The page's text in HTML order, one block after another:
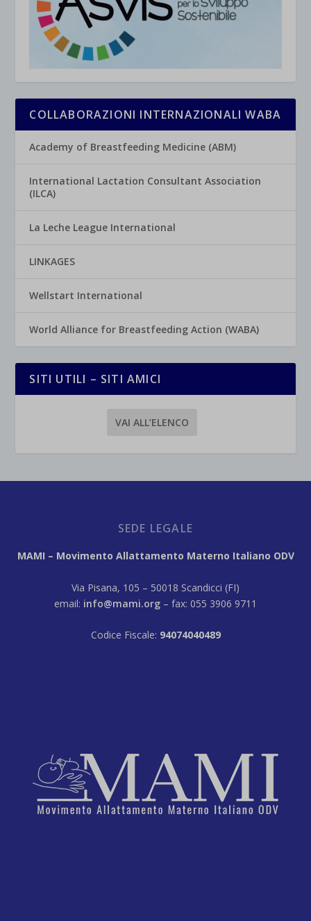
COLLABORAZIONI INTERNAZIONALI WABA
Academy of Breastfeeding Medicine (ABM)
International Lactation Consultant Association
(ILCA)
La Leche League International
LINKAGES
Wellstart International
World Alliance for Breastfeeding Action (WABA)
SITI UTILI – SITI AMICI
VAI ALL’ELENCO
SEDE LEGALE
MAMI – Movimento Allattamento Materno Italiano ODV
Via Pisana, 105 – 50018 Scandicci (FI)
email: info@mami.org – fax: 055 3906 9711
Codice Fiscale: 94074040489